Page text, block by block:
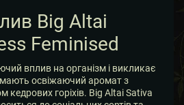
Big Altai
Feminised
вплив на організм і викликає
освіжаючий аромат з
кедрових горіхів. Big Altai Sativa